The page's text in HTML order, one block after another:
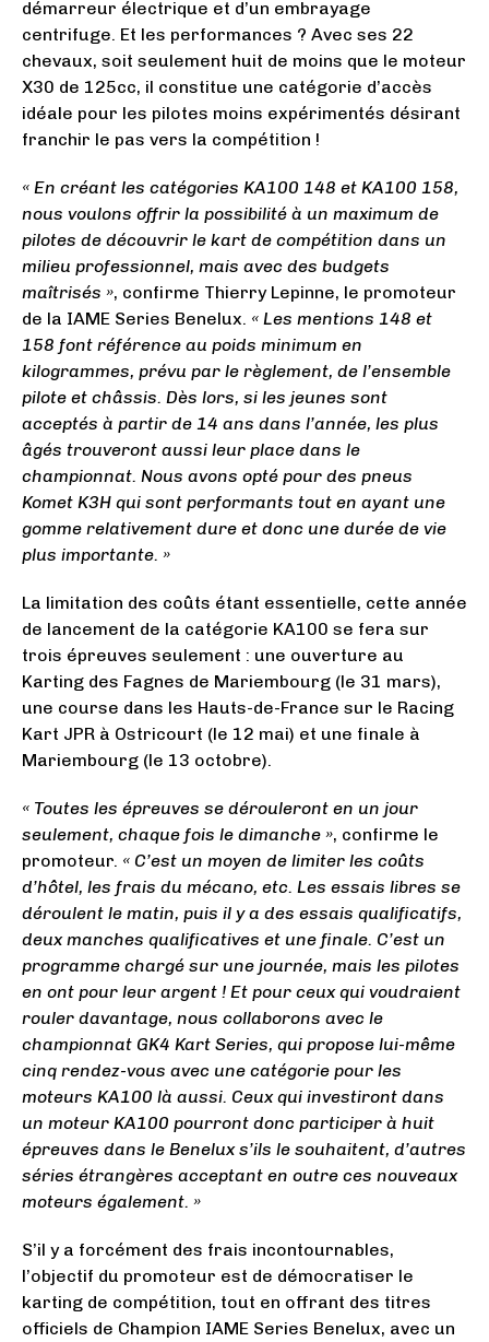
démarreur électrique et d’un embrayage
centrifuge. Et les performances ? Avec ses 22
chevaux, soit seulement huit de moins que le moteur
X30 de 125cc, il constitue une catégorie d’accès
idéale pour les pilotes moins expérimentés désirant
franchir le pas vers la compétition !
« En créant les catégories KA100 148 et KA100 158,
nous voulons offrir la possibilité à un maximum de
pilotes de découvrir le kart de compétition dans un
milieu professionnel, mais avec des budgets
maîtrisés », confirme Thierry Lepinne, le promoteur
de la IAME Series Benelux. « Les mentions 148 et
158 font référence au poids minimum en
kilogrammes, prévu par le règlement, de l’ensemble
pilote et châssis. Dès lors, si les jeunes sont
acceptés à partir de 14 ans dans l’année, les plus
âgés trouveront aussi leur place dans le
championnat. Nous avons opté pour des pneus
Komet K3H qui sont performants tout en ayant une
gomme relativement dure et donc une durée de vie
plus importante. »
La limitation des coûts étant essentielle, cette année
de lancement de la catégorie KA100 se fera sur
trois épreuves seulement : une ouverture au
Karting des Fagnes de Mariembourg (le 31 mars),
une course dans les Hauts-de-France sur le Racing
Kart JPR à Ostricourt (le 12 mai) et une finale à
Mariembourg (le 13 octobre).
« Toutes les épreuves se dérouleront en un jour
seulement, chaque fois le dimanche », confirme le
promoteur. « C’est un moyen de limiter les coûts
d’hôtel, les frais du mécano, etc. Les essais libres se
déroulent le matin, puis il y a des essais qualificatifs,
deux manches qualificatives et une finale. C’est un
programme chargé sur une journée, mais les pilotes
en ont pour leur argent ! Et pour ceux qui voudraient
rouler davantage, nous collaborons avec le
championnat GK4 Kart Series, qui propose lui-même
cinq rendez-vous avec une catégorie pour les
moteurs KA100 là aussi. Ceux qui investiront dans
un moteur KA100 pourront donc participer à huit
épreuves dans le Benelux s’ils le souhaitent, d’autres
séries étrangères acceptant en outre ces nouveaux
moteurs également. »
S’il y a forcément des frais incontournables,
l’objectif du promoteur est de démocratiser le
karting de compétition, tout en offrant des titres
officiels de Champion IAME Series Benelux, avec un